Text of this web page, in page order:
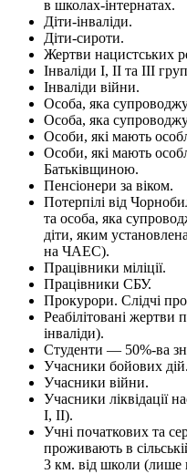
в школах-інтернатах.
Діти-інваліди.
Діти-сироти.
Жертви нацистських
Інваліди І, ІІ та ІІІ
Інваліди війни.
Особа, яка
Особа, яка
Особи, які мають
Особи, які мають
Батьківщиною.
Пенсіонери за віком.
Потерпілі від
та особа, яка
діти, яким
на ЧАЕС).
Працівники міліції.
Працівники СБУ.
Прокурори. Слідчі
Реабілітовані жертви
інваліди).
Студенти — 50%-ва
Учасники бойових дій.
Учасники війни.
Учасники ліквідації
I, II).
Учні початкових та
проживають в
3 км. від школи (лише